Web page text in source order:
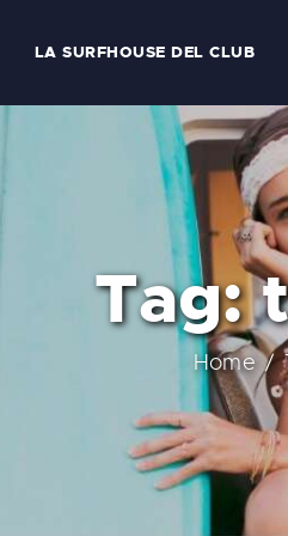
LA SURFHOUSE DEL CLUB
Tag:
Home